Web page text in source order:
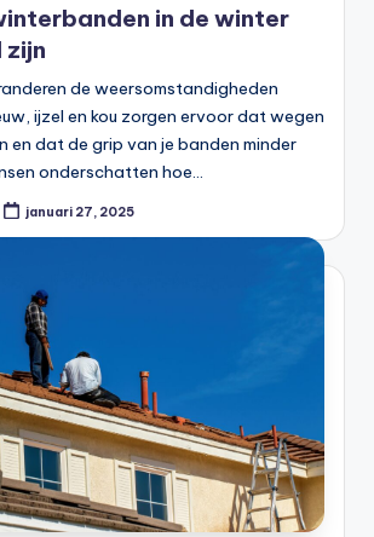
in de winter
zijn
de weersomstandigheden
ijzel en kou zorgen ervoor dat wegen
en dat de grip van je banden minder
onderschatten hoe…
januari 27, 2025